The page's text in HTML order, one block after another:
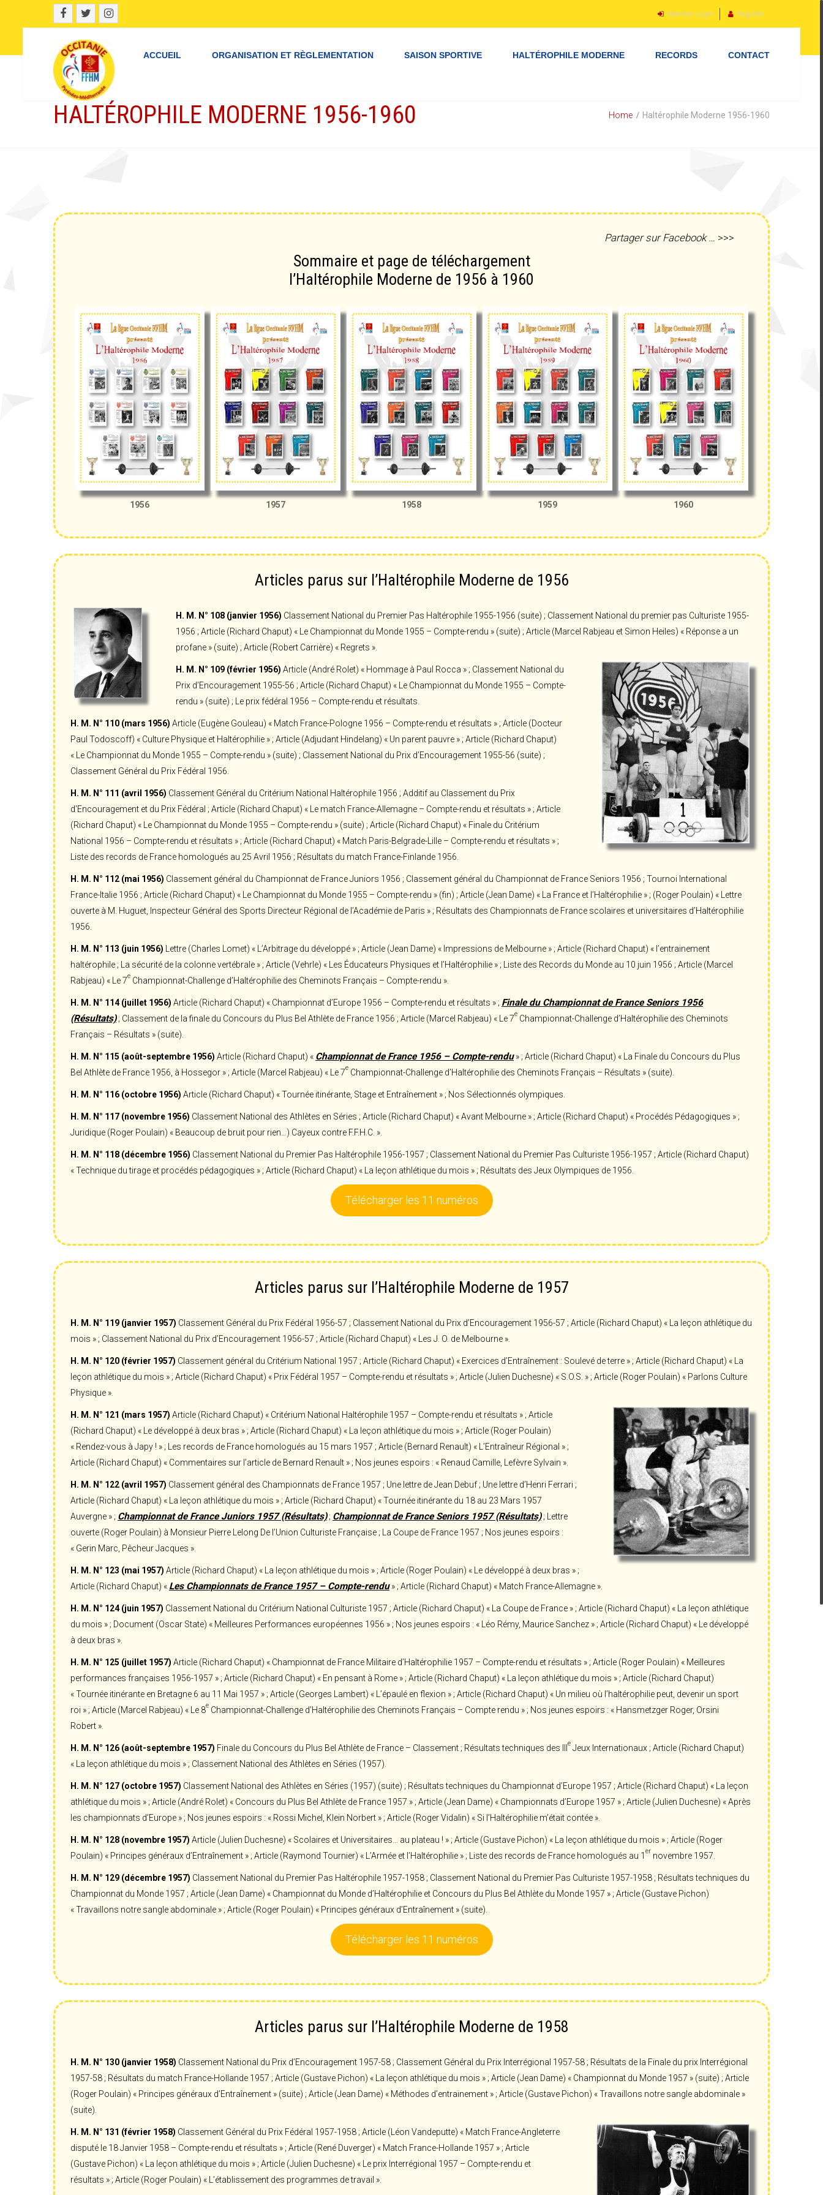
Member Login Register
ACCUEIL ORGANISATION ET RÈGLEMENTATION SAISON SPORTIVE HALTÉROPHILE MODERNE RECORDS CONTACT
HALTÉROPHILE MODERNE 1956-1960 Home Haltérophile Moderne 1956-1960
Partager sur Facebook … >>>
Sommaire et page de téléchargement
l’Haltérophile Moderne de 1956 à 1960
1956 1957 1958 1959 1960
Articles parus sur l’Haltérophile Moderne de 1956
H. M. N° 108 (janvier 1956) Classement National du Premier Pas Haltérophile 1955-1956 (suite) ; Classement National du premier pas Culturiste 1955-
1956 ; Article (Richard Chaput) « Le Championnat du Monde 1955 – Compte-rendu » (suite) ; Article (Marcel Rabjeau et Simon Heiles) « Réponse a un
profane » (suite) ; Article (Robert Carrière) « Regrets ».
H. M. N° 109 (février 1956) Article (André Rolet) « Hommage à Paul Rocca » ; Classement National du
Prix d’Encouragement 1955-56 ; Article (Richard Chaput) « Le Championnat du Monde 1955 – Compte-
rendu » (suite) ; Le prix fédéral 1956 – Compte-rendu et résultats.
H. M. N° 110 (mars 1956) Article (Eugène Gouleau) « Match France-Pologne 1956 – Compte-rendu et résultats » ; Article (Docteur
Paul Todoscoff) « Culture Physique et Haltérophilie » ; Article (Adjudant Hindelang) « Un parent pauvre » ; Article (Richard Chaput)
« Le Championnat du Monde 1955 – Compte-rendu » (suite) ; Classement National du Prix d’Encouragement 1955-56 (suite) ;
Classement Général du Prix Fédéral 1956.
H. M. N° 111 (avril 1956) Classement Général du Critérium National Haltérophile 1956 ; Additif au Classement du Prix
d’Encouragement et du Prix Fédéral ; Article (Richard Chaput) « Le match France-Allemagne – Compte-rendu et résultats » ; Article
(Richard Chaput) « Le Championnat du Monde 1955 – Compte-rendu » (suite) ; Article (Richard Chaput) « Finale du Critérium
National 1956 – Compte-rendu et résultats » ; Article (Richard Chaput) « Match Paris-Belgrade-Lille – Compte-rendu et résultats » ;
Liste des records de France homologués au 25 Avril 1956 ; Résultats du match France-Finlande 1956.
H. M. N° 112 (mai 1956) Classement général du Championnat de France Juniors 1956 ; Classement général du Championnat de France Seniors 1956 ; Tournoi International
France-Italie 1956 ; Article (Richard Chaput) « Le Championnat du Monde 1955 – Compte-rendu » (fin) ; Article (Jean Dame) « La France et l’Haltérophilie » ; (Roger Poulain) « Lettre
ouverte à M. Huguet, Inspecteur Général des Sports Directeur Régional de l’Académie de Paris » ; Résultats des Championnats de France scolaires et universitaires d’Haltérophilie
1956.
H. M. N° 113 (juin 1956) Lettre (Charles Lomet) « L’Arbitrage du développé » ; Article (Jean Dame) « Impressions de Melbourne » ; Article (Richard Chaput) « l’entrainement
haltérophile ; La sécurité de la colonne vertébrale » ; Article (Vehrle) « Les Éducateurs Physiques et l’Haltérophilie » ; Liste des Records du Monde au 10 juin 1956 ; Article (Marcel
Rabjeau) « Le 7e Championnat-Challenge d’Haltérophilie des Cheminots Français – Compte-rendu ».
H. M. N° 114 (juillet 1956) Article (Richard Chaput) « Championnat d’Europe 1956 – Compte-rendu et résultats » ; Finale du Championnat de France Seniors 1956
(Résultats); Classement de la finale du Concours du Plus Bel Athlète de France 1956 ; Article (Marcel Rabjeau) « Le 7e Championnat-Challenge d’Haltérophilie des Cheminots
Français – Résultats » (suite).
H. M. N° 115 (août-septembre 1956) Article (Richard Chaput) « Championnat de France 1956 – Compte-rendu» ; Article (Richard Chaput) « La Finale du Concours du Plus
Bel Athlète de France 1956, à Hossegor » ; Article (Marcel Rabjeau) « Le 7e Championnat-Challenge d’Haltérophilie des Cheminots Français – Résultats » (suite).
H. M. N° 116 (octobre 1956) Article (Richard Chaput) « Tournée itinérante, Stage et Entraînement » ; Nos Sélectionnés olympiques.
H. M. N° 117 (novembre 1956) Classement National des Athlètes en Séries ; Article (Richard Chaput) « Avant Melbourne » ; Article (Richard Chaput) « Procédés Pédagogiques » ;
Juridique (Roger Poulain) « Beaucoup de bruit pour rien…) Cayeux contre F.F.H.C. ».
H. M. N° 118 (décembre 1956) Classement National du Premier Pas Haltérophile 1956-1957 ; Classement National du Premier Pas Culturiste 1956-1957 ; Article (Richard Chaput)
« Technique du tirage et procédés pédagogiques » ; Article (Richard Chaput) « La leçon athlétique du mois » ; Résultats des Jeux Olympiques de 1956.
Télécharger les 11 numéros
Articles parus sur l’Haltérophile Moderne de 1957
H. M. N° 119 (janvier 1957) Classement Général du Prix Fédéral 1956-57 ; Classement National du Prix d’Encouragement 1956-57 ; Article (Richard Chaput) « La leçon athlétique du
mois » ; Classement National du Prix d’Encouragement 1956-57 ; Article (Richard Chaput) « Les J. O. de Melbourne ».
H. M. N° 120 (février 1957) Classement général du Critérium National 1957 ; Article (Richard Chaput) « Exercices d’Entraînement : Soulevé de terre » ; Article (Richard Chaput) « La
leçon athlétique du mois » ; Article (Richard Chaput) « Prix Fédéral 1957 – Compte-rendu et résultats » ; Article (Julien Duchesne) « S.O.S. » ; Article (Roger Poulain) « Parlons Culture
Physique ».
H. M. N° 121 (mars 1957) Article (Richard Chaput) « Critérium National Haltérophile 1957 – Compte-rendu et résultats » ; Article
(Richard Chaput) « Le développé à deux bras » ; Article (Richard Chaput) « La leçon athlétique du mois » ; Article (Roger Poulain)
« Rendez-vous à Japy ! » ; Les records de France homologués au 15 mars 1957 ; Article (Bernard Renault) « L’Entraîneur Régional » ;
Article (Richard Chaput) « Commentaires sur l’article de Bernard Renault » ; Nos jeunes espoirs : « Renaud Camille, Lefèvre Sylvain ».
H. M. N° 122 (avril 1957) Classement général des Championnats de France 1957 ; Une lettre de Jean Debuf ; Une lettre d’Henri Ferrari ;
Article (Richard Chaput) « La leçon athlétique du mois » ; Article (Richard Chaput) « Tournée itinérante du 18 au 23 Mars 1957
Auvergne » ; Championnat de France Juniors 1957 (Résultats); Championnat de France Seniors 1957 (Résultats); Lettre
ouverte (Roger Poulain) à Monsieur Pierre Lelong De l’Union Culturiste Française ; La Coupe de France 1957 ; Nos jeunes espoirs :
« Gerin Marc, Pêcheur Jacques ».
H. M. N° 123 (mai 1957) Article (Richard Chaput) « La leçon athlétique du mois » ; Article (Roger Poulain) « Le développé à deux bras » ;
Article (Richard Chaput) « Les Championnats de France 1957 – Compte-rendu» ; Article (Richard Chaput) « Match France-Allemagne ».
H. M. N° 124 (juin 1957) Classement National du Critérium National Culturiste 1957 ; Article (Richard Chaput) « La Coupe de France » ; Article (Richard Chaput) « La leçon athlétique
du mois » ; Document (Oscar State) « Meilleures Performances européennes 1956 » ; Nos jeunes espoirs : « Léo Rémy, Maurice Sanchez » ; Article (Richard Chaput) « Le développé
à deux bras ».
H. M. N° 125 (juillet 1957) Article (Richard Chaput) « Championnat de France Militaire d’Haltérophilie 1957 – Compte-rendu et résultats » ; Article (Roger Poulain) « Meilleures
performances françaises 1956-1957 » ; Article (Richard Chaput) « En pensant à Rome » ; Article (Richard Chaput) « La leçon athlétique du mois » ; Article (Richard Chaput)
« Tournée itinérante en Bretagne 6 au 11 Mai 1957 » ; Article (Georges Lambert) « L’épaulé en flexion » ; Article (Richard Chaput) « Un milieu où l’haltérophilie peut, devenir un sport
roi » ; Article (Marcel Rabjeau) « Le 8e Championnat-Challenge d’Haltérophilie des Cheminots Français – Compte rendu » ; Nos jeunes espoirs : « Hansmetzger Roger, Orsini
Robert ».
H. M. N° 126 (août-septembre 1957) Finale du Concours du Plus Bel Athlète de France – Classement ; Résultats techniques des III e Jeux Internationaux ; Article (Richard Chaput)
« La leçon athlétique du mois » ; Classement National des Athlètes en Séries (1957).
H. M. N° 127 (octobre 1957) Classement National des Athlètes en Séries (1957) (suite) ; Résultats techniques du Championnat d’Europe 1957 ; Article (Richard Chaput) « La leçon
athlétique du mois » ; Article (André Rolet) « Concours du Plus Bel Athlète de France 1957 » ; Article (Jean Dame) « Championnats d’Europe 1957 » ; Article (Julien Duchesne) « Après
les championnats d’Europe » ; Nos jeunes espoirs : « Rossi Michel, Klein Norbert » ; Article (Roger Vidalin) « Si l’Haltérophilie m’était contée ».
H. M. N° 128 (novembre 1957) Article (Julien Duchesne) « Scolaires et Universitaires… au plateau ! » ; Article (Gustave Pichon) « La leçon athlétique du mois » ; Article (Roger
Poulain) « Principes généraux d’Entraînement » ; Article (Raymond Tournier) « L’Armée et l’Haltérophilie » ; Liste des records de France homologués au 1 er novembre 1957.
H. M. N° 129 (décembre 1957) Classement National du Premier Pas Haltérophile 1957-1958 ; Classement National du Premier Pas Culturiste 1957-1958 ; Résultats techniques du
Championnat du Monde 1957 ; Article (Jean Dame) « Championnat du Monde d’Haltérophilie et Concours du Plus Bel Athlète du Monde 1957 » ; Article (Gustave Pichon)
« Travaillons notre sangle abdominale » ; Article (Roger Poulain) « Principes généraux d’Entraînement » (suite).
Télécharger les 11 numéros
Articles parus sur l’Haltérophile Moderne de 1958
H. M. N° 130 (janvier 1958) Classement National du Prix d’Encouragement 1957-58 ; Classement Général du Prix Interrégional 1957-58 ; Résultats de la Finale du prix Interrégional
1957-58 ; Résultats du match France-Hollande 1957 ; Article (Gustave Pichon) « La leçon athlétique du mois » ; Article (Jean Dame) « Championnat du Monde 1957 » (suite) ; Article
(Roger Poulain) « Principes généraux d’Entraînement » (suite) ; Article (Jean Dame) « Méthodes d’entrainement » ; Article (Gustave Pichon) « Travaillons notre sangle abdominale »
(suite).
H. M. N° 131 (février 1958) Classement Général du Prix Fédéral 1957-1958 ; Article (Léon Vandeputte) « Match France-Angleterre
disputé le 18 Janvier 1958 – Compte-rendu et résultats » ; Article (René Duverger) « Match France-Hollande 1957 » ; Article
(Gustave Pichon) « La leçon athlétique du mois » ; Article (Julien Duchesne) « Le prix Interrégional 1957 – Compte-rendu et
résultats » ; Article (Roger Poulain) « L’établissement des programmes de travail ».